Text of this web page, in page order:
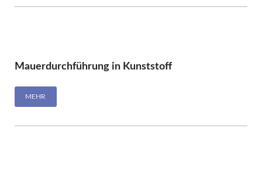
Mauerdurchführung in Kunststoff
MEHR